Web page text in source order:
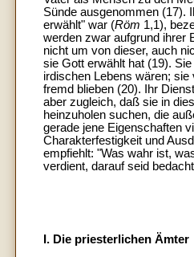
Sünde ausgenommen (17).
erwählt" war (Röm 1,1),
werden zwar aufgrund ihrer
nicht um von dieser, auch
sie Gott erwählt hat (19).
irdischen Lebens wären;
fremd blieben (20). Ihr
aber zugleich, daß sie in
heinzuholen suchen, die
gerade jene Eigenschaften
Charakterfestigkeit und
empfiehlt: "Was wahr ist,
verdient, darauf seid
I. Die priesterlichen Ämter